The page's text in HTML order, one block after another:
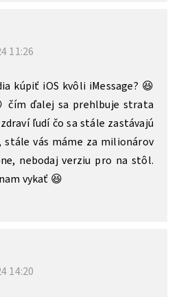
11:26
kúpiť iOS kvôli iMessage? 😆
čím ďalej sa prehlbuje strata
ľudí čo sa stále zastávajú
stále vás máme za milionárov
nebodaj verziu pro na stôl.
vykať 😆
14:20